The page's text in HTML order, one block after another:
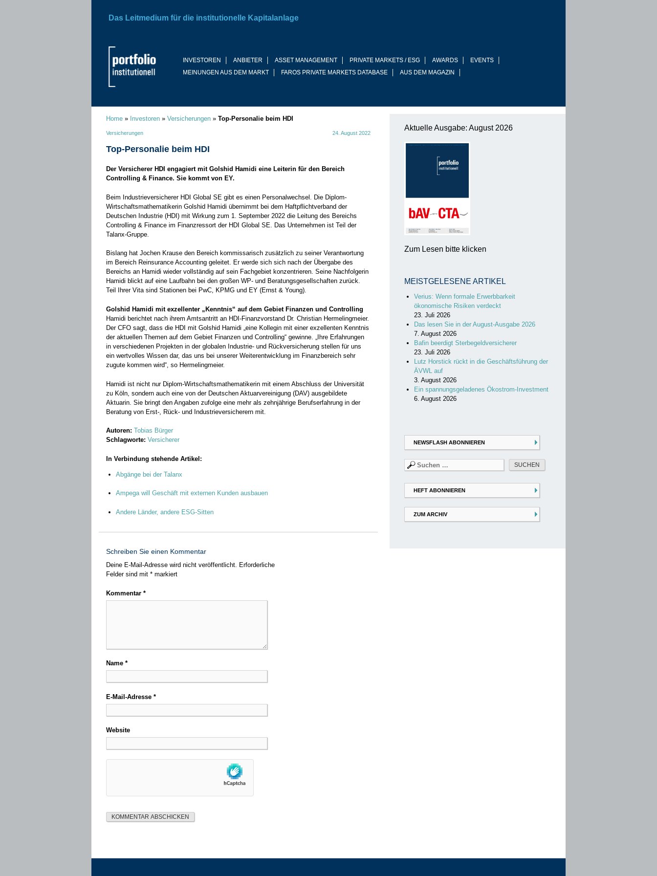
INVESTOREN ANBIETER ASSET MANAGEMENT PRIVATE MARKETS / ESG AWARDS
EVENTS
MEINUNGEN AUS DEM MARKT
FAROS PRIVATE MARKETS DATABASE AUS DEM MAGAZIN
Das Leitmedium für die institutionelle Kapitalanlage
Home » Investoren » Versicherungen » Top-Personalie beim HDI
Versicherungen 24. August 2022
Top-Personalie beim HDI
Der Versicherer HDI engagiert mit Golshid Hamidi eine Leiterin für den Bereich
Controlling & Finance. Sie kommt von EY.
Beim Industrieversicherer HDI Global SE gibt es einen Personalwechsel. Die Diplom-
Wirtschaftsmathematikerin Golshid Hamidi übernimmt bei dem Haftpflichtverband der
Deutschen Industrie (HDI) mit Wirkung zum 1. September 2022 die Leitung des Bereichs
Controlling & Finance im Finanzressort der HDI Global SE. Das Unternehmen ist Teil der
Talanx-Gruppe.
Bislang hat Jochen Krause den Bereich kommissarisch zusätzlich zu seiner Verantwortung
im Bereich Reinsurance Accounting geleitet. Er werde sich sich nach der Übergabe des
Bereichs an Hamidi wieder vollständig auf sein Fachgebiet konzentrieren. Seine Nachfolgerin
Hamidi blickt auf eine Laufbahn bei den großen WP- und Beratungsgesellschaften zurück.
Teil Ihrer Vita sind Stationen bei PwC, KPMG und EY (Ernst & Young).
Golshid Hamidi mit exzellenter „Kenntnis“ auf dem Gebiet Finanzen und Controlling
Hamidi berichtet nach ihrem Amtsantritt an HDI-Finanzvorstand Dr. Christian Hermelingmeier.
Der CFO sagt, dass die HDI mit Golshid Hamidi „eine Kollegin mit einer exzellenten Kenntnis
der aktuellen Themen auf dem Gebiet Finanzen und Controlling“ gewinne. „Ihre Erfahrungen
in verschiedenen Projekten in der globalen Industrie- und Rückversicherung stellen für uns
ein wertvolles Wissen dar, das uns bei unserer Weiterentwicklung im Finanzbereich sehr
zugute kommen wird“, so Hermelingmeier.
Hamidi ist nicht nur Diplom-Wirtschaftsmathematikerin mit einem Abschluss der Universität
zu Köln, sondern auch eine von der Deutschen Aktuarvereinigung (DAV) ausgebildete
Aktuarin. Sie bringt den Angaben zufolge eine mehr als zehnjährige Berufserfahrung in der
Beratung von Erst-, Rück- und Industrieversicherern mit.
Autoren: Tobias Bürger
Schlagworte: Versicherer
In Verbindung stehende Artikel:
Abgänge bei der Talanx
Ampega will Geschäft mit externen Kunden ausbauen
Andere Länder, andere ESG-Sitten
Schreiben Sie einen Kommentar
Deine E-Mail-Adresse wird nicht veröffentlicht. Erforderliche
Felder sind mit * markiert
Kommentar *
Name *
E-Mail-Adresse *
Website
Aktuelle Ausgabe: August 2026
Zum Lesen bitte klicken
MEISTGELESENE ARTIKEL
Verius: Wenn formale Erwerbbarkeit
ökonomische Risiken verdeckt
23. Juli 2026
Das lesen Sie in der August-Ausgabe 2026
7. August 2026
Bafin beerdigt Sterbegeldversicherer
23. Juli 2026
Lutz Horstick rückt in die Geschäftsführung der
ÄVWL auf
3. August 2026
Ein spannungsgeladenes Ökostrom-Investment
6. August 2026
NEWSFLASH ABONNIEREN
Suchen
nach:
HEFT ABONNIEREN
ZUM ARCHIV